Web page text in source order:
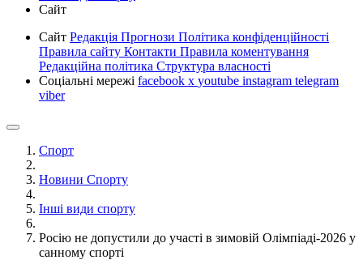
Сайт
Сайт Редакція Прогнози Політика конфіденційності
Правила сайту Контакти Правила коментування
Редакційна політика Структура власності
Соціальні мережі facebook x youtube instagram telegram
viber
Спорт
Новини Спорту
Інші види спорту
Росію не допустили до участі в зимовій Олімпіаді-2026 у
санному спорті